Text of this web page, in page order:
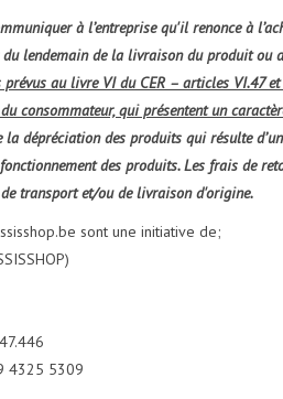
à l’entreprise qu'il renonce à
lendemain de la livraison du produit ou
au livre VI du CER – articles VI.47
consommateur, qui présentent un
la dépréciation des produits qui résulte
des produits. Les frais de
transport et/ou de livraison d'origine.
sont une initiative de;
4325 5309